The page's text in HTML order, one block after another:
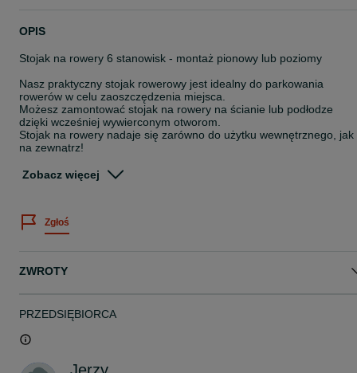
OPIS
Stojak na rowery 6 stanowisk - montaż pionowy lub poziomy
Nasz praktyczny stojak rowerowy jest idealny do parkowania
rowerów w celu zaoszczędzenia miejsca.
Możesz zamontować stojak na rowery na ścianie lub podłodze
dzięki wcześniej wywierconym otworom.
Stojak na rowery nadaje się zarówno do użytku wewnętrznego, jak
na zewnątrz!
Waga: 8,0 kg
Materiał: stal malowana proszkowo
Stojak na rowery jest dostarczany w stanie niezmontowanym
Zobacz więcej
Zgłoś
ZWROTY
PRZEDSIĘBIORCA